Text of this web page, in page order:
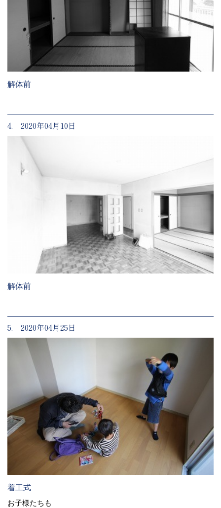
解体前
4. 2020年04月10日
解体前
5. 2020年04月25日
着工式
お子様たちも